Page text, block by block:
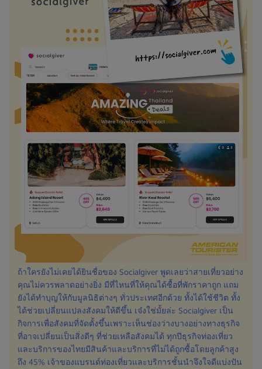
ถ้าใครยังไม่เคยได้ยินชื่อของ Socialgiver พูดเลยว่าสายเที่ยวอย่าง
คุณไม่ควรพลาดอย่างยิ่ง มีที่ไหนที่ให้คุณได้ซื้อที่พักราคาถูก แถม
ยังได้ทำบุญให้กับมูลนิธิต่างๆ ทั่วประเทศอีกด้วย ทั้งได้ใช้ชีวิต ทั้ง
ได้ช่วยเปลี่ยนแปลงสังคมให้ดีขึ้น เจ๋งใช่มั้ยล่ะ Socialgiver เป็น
กิจการเพื่อสังคมที่จัดตั้งขึ้นเพราะเห็นช่องว่างบางอย่างทางธุรกิจ
ที่อาจเปลี่ยนเป็นสิ่งดีๆ ที่ช่วยเหลือสังคมได้ ทุกปีธุรกิจท่องเที่ยว
และบริการของไทยมีสินค้าและบริการที่ไม่ได้ถูกซื้อโดยลูกค้าสูง
ถึง 45% เจ้าของแบรนด์ท่องเที่ยวและบริการชั้นนำจึงใจดีแบ่งปัน